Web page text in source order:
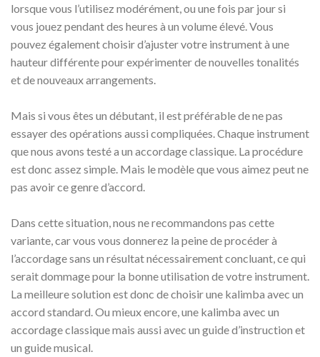
lorsque vous l’utilisez modérément, ou une fois par jour si
vous jouez pendant des heures à un volume élevé. Vous
pouvez également choisir d’ajuster votre instrument à une
hauteur différente pour expérimenter de nouvelles tonalités
et de nouveaux arrangements.
Mais si vous êtes un débutant, il est préférable de ne pas
essayer des opérations aussi compliquées. Chaque instrument
que nous avons testé a un accordage classique. La procédure
est donc assez simple. Mais le modèle que vous aimez peut ne
pas avoir ce genre d’accord.
Dans cette situation, nous ne recommandons pas cette
variante, car vous vous donnerez la peine de procéder à
l’accordage sans un résultat nécessairement concluant, ce qui
serait dommage pour la bonne utilisation de votre instrument.
La meilleure solution est donc de choisir une kalimba avec un
accord standard. Ou mieux encore, une kalimba avec un
accordage classique mais aussi avec un guide d’instruction et
un guide musical.